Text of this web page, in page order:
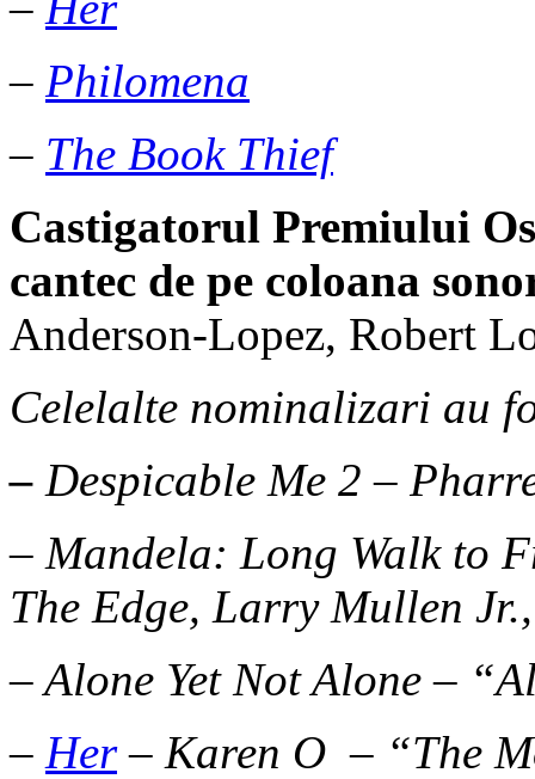
– Philomena
– The Book Thief
Castigatorul Premiului
cantec de pe coloana
Anderson-Lopez, Robert
Celelalte nominalizari au
– Despicable Me 2 –
– Mandela: Long Walk to
The Edge, Larry Mullen
– Alone Yet Not Alone –
– Her– Karen O – “The